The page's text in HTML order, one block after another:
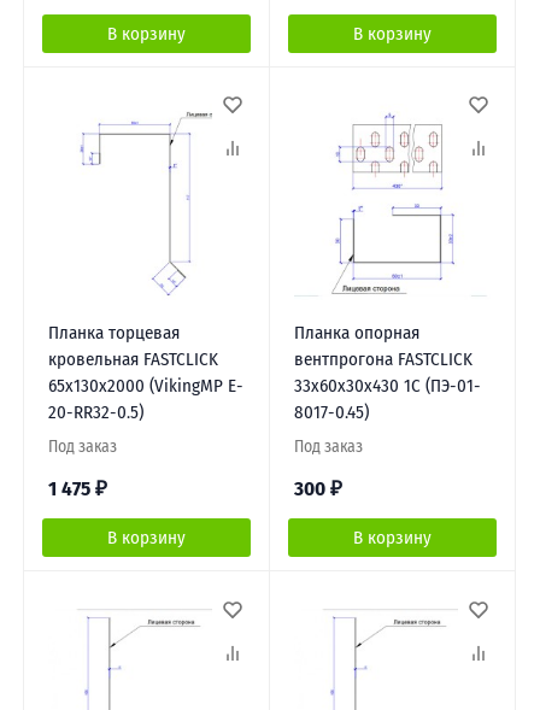
В корзину В корзину
Планка торцевая
кровельная FASTCLICK
65х130х2000 (VikingMP E-
20-RR32-0.5)
Под заказ
1 475 ₽
В корзину
Планка опорная
вентпрогона FASTCLICK
33х60х30х430 1С (ПЭ-01-
8017-0.45)
Под заказ
300 ₽
В корзину